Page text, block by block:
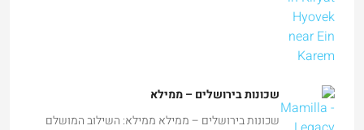
שכונות בירושלים – ממילא
שכונות בירושלים – ממילא ממילא: השילוב המושלם